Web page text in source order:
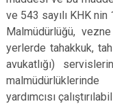
ve 543 sayılı KHK
Malmüdürlüğü,
yerlerde tahakkuk,
avukatlığı)
yardımcısı